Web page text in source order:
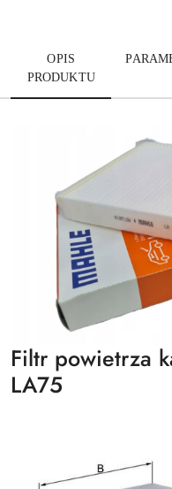
OPIS
PRODUKTU
Filtr powietrza
LA75